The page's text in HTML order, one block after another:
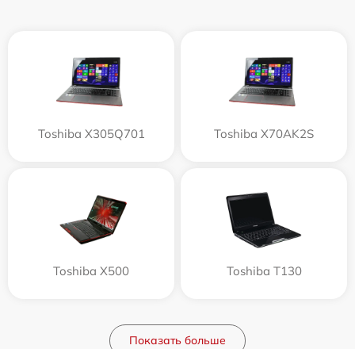
Toshiba X305Q701 Toshiba X70AK2S
Toshiba X500 Toshiba T130
Показать больше